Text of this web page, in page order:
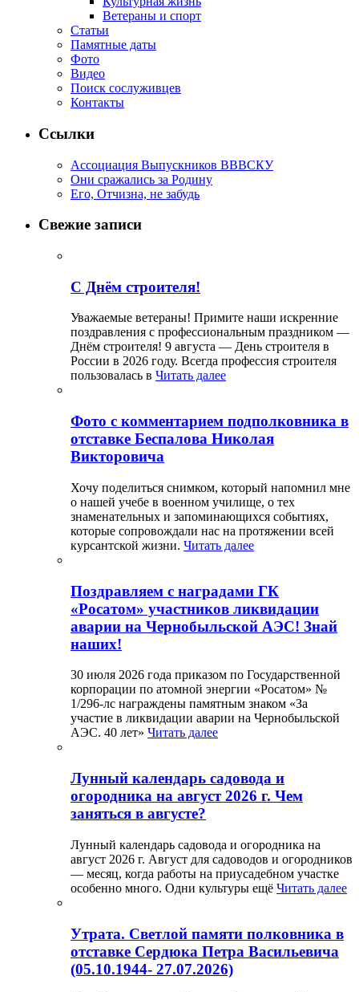
Ветераны и спорт
Статьи
Памятные даты
Фото
Видео
Поиск сослуживцев
Контакты
Ссылки
Ассоциация Выпускников ВВВСКУ
Они сражались за Родину
Его, Отчизна, не забудь
Свежие записи
С Днём строителя!
Уважаемые ветераны! Примите наши искренние
поздравления с профессиональным праздником —
Днём строителя! 9 августа — День строителя в
России в 2026 году. Всегда профессия строителя
пользовалась в Читать далее
Фото с комментарием подполковника в
отставке Беспалова Николая
Викторовича
Хочу поделиться снимком, который напомнил мне
о нашей учебе в военном училище, о тех
знаменательных и запоминающихся событиях,
которые сопровождали нас на протяжении всей
курсантской жизни. Читать далее
Поздравляем с наградами ГК
«Росатом» участников ликвидации
аварии на Чернобыльской АЭС! Знай
наших!
30 июля 2026 года приказом по Государственной
корпорации по атомной энергии «Росатом» №
1/296-лс награждены памятным знаком «За
участие в ликвидации аварии на Чернобыльской
АЭС. 40 лет» Читать далее
Лунный календарь садовода и
огородника на август 2026 г. Чем
заняться в августе?
Лунный календарь садовода и огородника на
август 2026 г. Август для садоводов и огородников
— месяц, когда работы на приусадебном участке
особенно много. Одни культуры ещё Читать далее
Утрата. Светлой памяти полковника в
отставке Сердюка Петра Васильевича
(05.10.1944- 27.07.2026)